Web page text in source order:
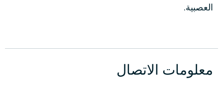
العصبية.
معلومات الاتصال